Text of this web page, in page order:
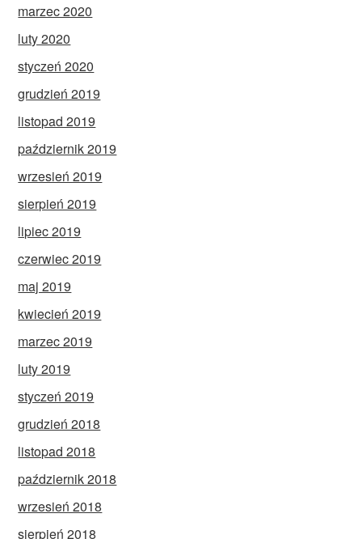
marzec 2020
luty 2020
styczeń 2020
grudzień 2019
listopad 2019
październik 2019
wrzesień 2019
sierpień 2019
lipiec 2019
czerwiec 2019
maj 2019
kwiecień 2019
marzec 2019
luty 2019
styczeń 2019
grudzień 2018
listopad 2018
październik 2018
wrzesień 2018
sierpień 2018